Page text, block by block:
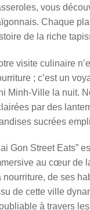
vous
Chaque
de la riche
visite culinaire
; c’est un
Minh-Ville la nuit.
par des
sucrées
Gon Street Eats”
au cœur de
nourriture, de ses
de cette ville
à travers